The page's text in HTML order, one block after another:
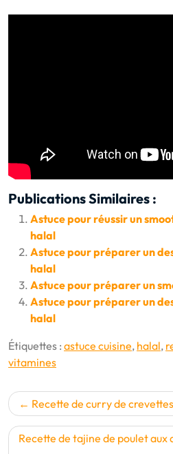
Publications Similaires :
Astuce pour réussir un
halal
Astuce pour préparer un
halal
Astuce pour préparer un
Astuce pour préparer un
halal
Étiquettes : astuce cuisine, halal,
vitamines
Navigation
de
l’article
Recette de curry de
Recette de tajine de poulet aux